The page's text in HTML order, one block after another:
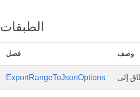
الطبقات
فصل وصف
ExportRangeToJsonOptions